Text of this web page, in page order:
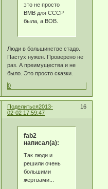
это не просто
ВМВ для СССР
была, а ВОВ.
Люди в большинстве стадо.
Пастух нужен. Проверено не
раз. А преимущества и не
было. Это просто сказки.
0
Поделиться 16
2013-
02-02 17:59:47
fab2
написал(а):
Так люди и
решили очень
большими
жертвами...